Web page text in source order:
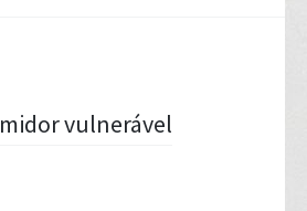
vulnerável